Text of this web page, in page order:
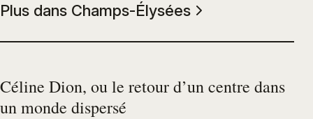
Plus dans Champs-Élysées
Céline Dion, ou le retour d’un centre dans
un monde dispersé